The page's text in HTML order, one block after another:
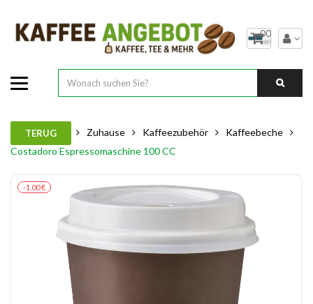
00
TERUG Zuhause Kaffeezubehör
Kaffeebeche
Costadoro Espressomaschine 100 CC
-1,00 €